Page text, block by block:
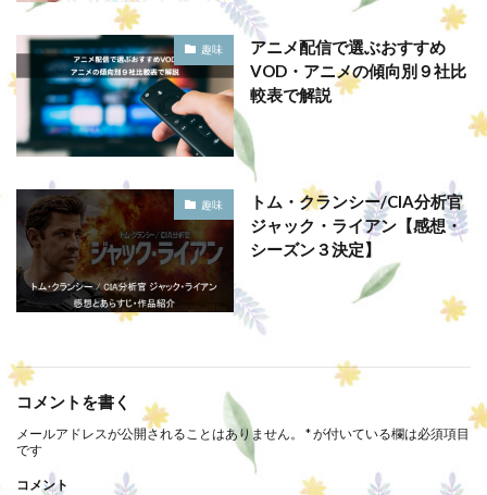
趣味
アニメ配信で選ぶおすすめ
VOD・アニメの傾向別９社比
較表で解説
趣味
トム・クランシー/CIA分析官
ジャック・ライアン【感想・
シーズン３決定】
コメントを書く
メールアドレスが公開されることはありません。 *が付いている欄は必須項目
です
コメント